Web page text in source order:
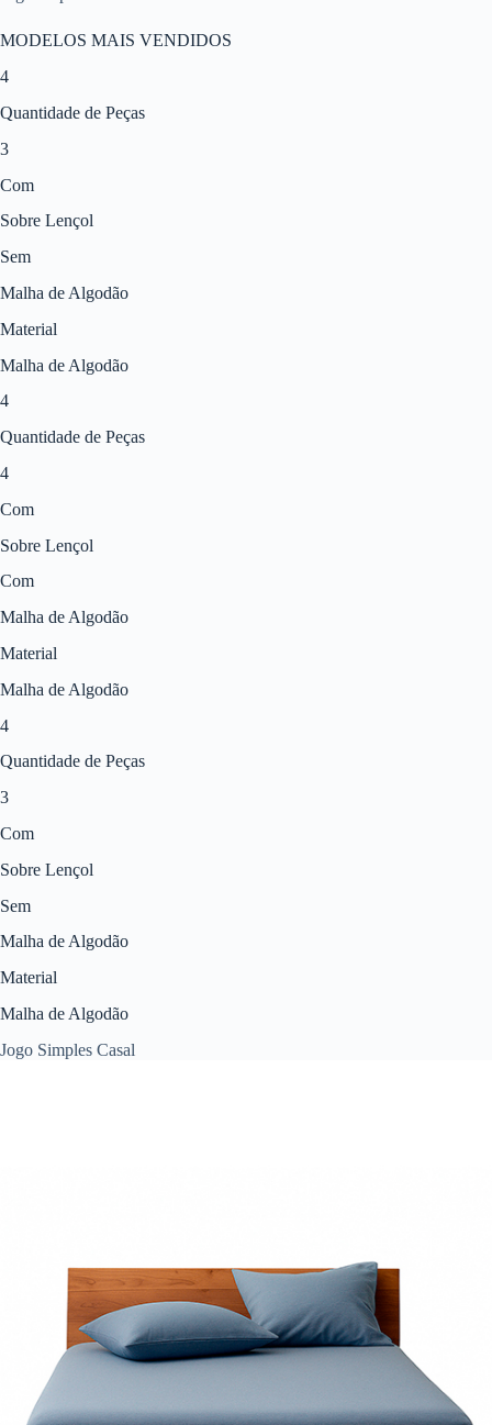
MODELOS MAIS VENDIDOS
4
Quantidade de Peças
3
Com
Sobre Lençol
Sem
Malha de Algodão
Material
Malha de Algodão
4
Quantidade de Peças
4
Com
Sobre Lençol
Com
Malha de Algodão
Material
Malha de Algodão
4
Quantidade de Peças
3
Com
Sobre Lençol
Sem
Malha de Algodão
Material
Malha de Algodão
Jogo Simples Casal